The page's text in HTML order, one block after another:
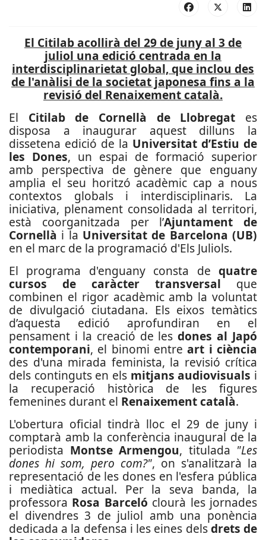
El Citilab acollirà del 29 de juny al 3 de
juliol una edició centrada en la
interdisciplinarietat global, que inclou des
de l'anàlisi de la societat japonesa fins a la
revisió del Renaixement català.
El Citilab de Cornellà de Llobregat es
disposa a inaugurar aquest dilluns la
dissetena edició de la Universitat d’Estiu de
les Dones, un espai de formació superior
amb perspectiva de gènere que enguany
amplia el seu horitzó acadèmic cap a nous
contextos globals i interdisciplinaris. La
iniciativa, plenament consolidada al territori,
està coorganitzada per l’Ajuntament de
Cornellà i la Universitat de Barcelona (UB)
en el marc de la programació d'Els Juliols.
El programa d'enguany consta de quatre
cursos de caràcter transversal que
combinen el rigor acadèmic amb la voluntat
de divulgació ciutadana. Els eixos temàtics
d’aquesta edició aprofundiran en el
pensament i la creació de lesdones al Japó
contemporani, el binomi entreart i ciència
des d'una mirada feminista, la revisió crítica
dels continguts en els mitjans audiovisuals i
la recuperació històrica de les figures
femenines durant el Renaixement català.
L'obertura oficial tindrà lloc el 29 de juny i
comptarà amb la conferència inaugural de la
periodista Montse Armengou, titulada "Les
dones hi som, pero com?", on s'analitzarà la
representació de les dones en l'esfera pública
i mediàtica actual. Per la seva banda, la
professora Rosa Barceló clourà les jornades
el divendres 3 de juliol amb una ponència
dedicada a la defensa i les eines delsdrets de